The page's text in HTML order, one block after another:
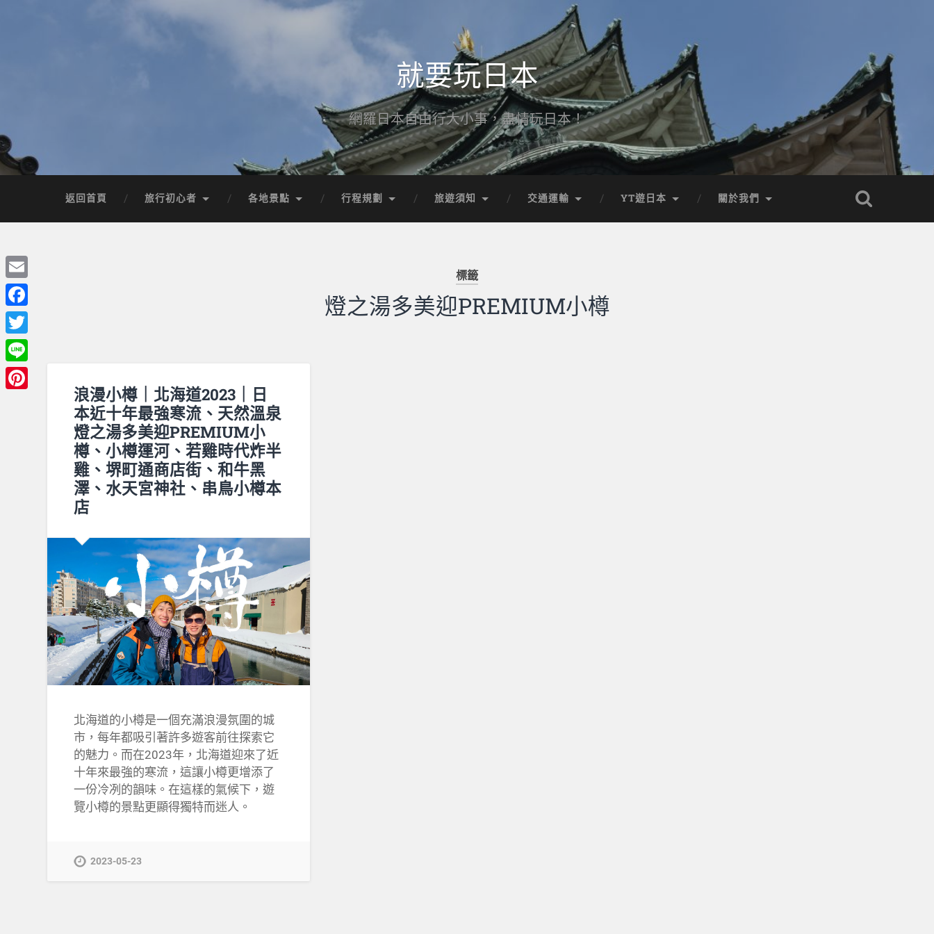
就要玩日本
網羅日本自由行大小事，盡情玩日本！
返回首頁 旅行初心者 各地景點 行程規劃 旅遊須知 交通運輸 YT遊日本 關於我們
標籤
燈之湯多美迎PREMIUM小樽
浪漫小樽｜北海道2023｜日
本近十年最強寒流、天然溫泉
燈之湯多美迎PREMIUM小
樽、小樽運河、若雞時代炸半
雞、堺町通商店街、和牛黑
澤、水天宮神社、串鳥小樽本
店
北海道的小樽是一個充滿浪漫氛圍的城
市，每年都吸引著許多遊客前往探索它
的魅力。而在2023年，北海道迎來了近
十年來最強的寒流，這讓小樽更增添了
一份冷冽的韻味。在這樣的氣候下，遊
覽小樽的景點更顯得獨特而迷人。
2023-05-23
Email
Facebook
Twitter
Line